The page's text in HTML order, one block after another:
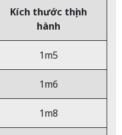
Kích thước thịnh
hành
1m5
1m6
1m8